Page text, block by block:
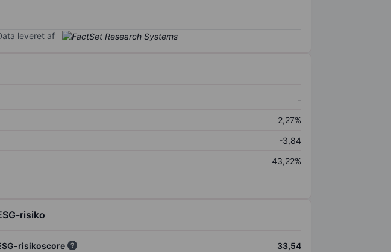
leveret af
-
2,27%
-3,84
43,22%
risiko
risikoscore
33,54